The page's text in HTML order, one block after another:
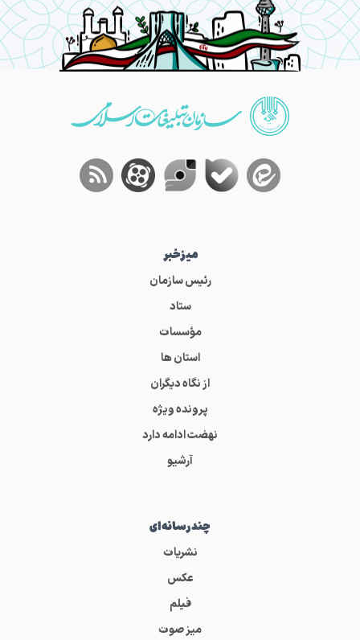
میز‌خبر
رئیس سازمان
ستاد
مؤسسات
استان ها
از نگاه دیگران
پرونده ویژه
نهضت ادامه دارد
آرشیو
چندرسانه‌ای
نشریات
عکس
فیلم
میز صوت